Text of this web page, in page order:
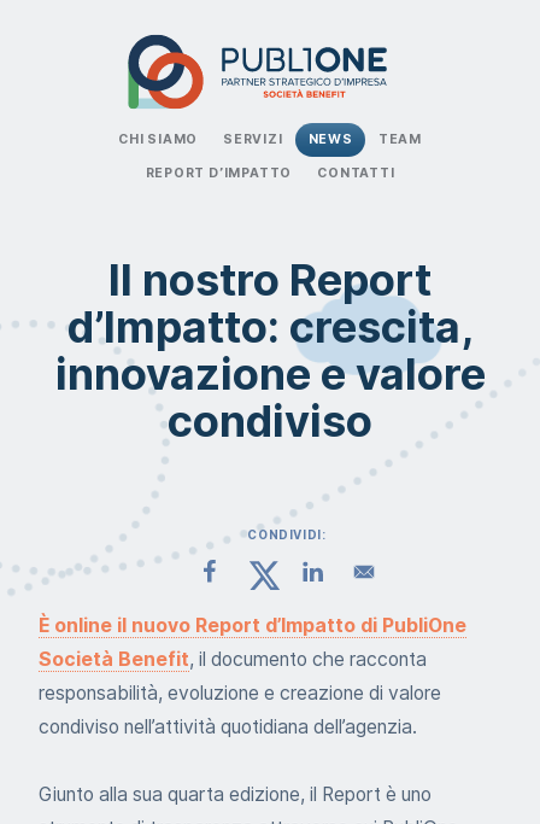
CHI SIAMO SERVIZI NEWS TEAM
REPORT D’IMPATTO CONTATTI
Il nostro Report
d’Impatto: crescita,
innovazione e valore
condiviso
CONDIVIDI:
È online il nuovo Report d’Impatto di PubliOne
Società Benefit, il documento che racconta
responsabilità, evoluzione e creazione di valore
condiviso nell’attività quotidiana dell’agenzia.
Giunto alla sua quarta edizione, il Report è uno